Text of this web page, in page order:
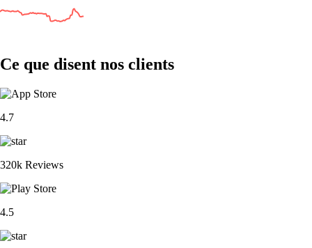
Ce que disent nos clients
4.7
320k Reviews
4.5